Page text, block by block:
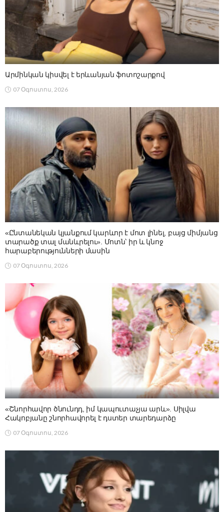
Արմինկան կիսվել է երևանյան ֆոտոշարքով
07 Օգոստոս, 2026
«Ընտանեկան կյանքում կարևոր է մոտ լինել, բայց միմյանց
տարածք տալ մանևրելու». Մոտն՝ իր և կնոջ
հարաբերությունների մասին
07 Օգոստոս, 2026
«Շնորհավոր ծնունդդ, իմ կապուտաչյա արև». Սիլվա
Հակոբյանը շնորհավորել է դստեր տարեդարձը
07 Օգոստոս, 2026